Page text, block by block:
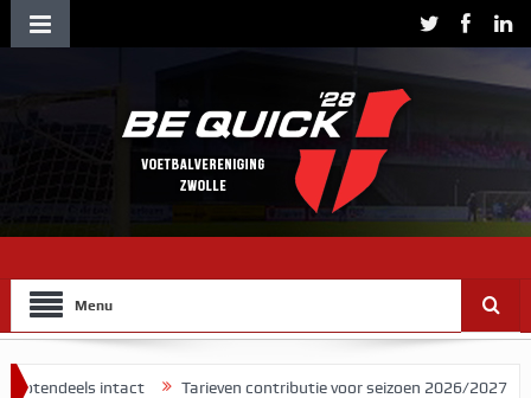
Menu
intact Tarieven contributie voor seizoen 2026/2027 Herman